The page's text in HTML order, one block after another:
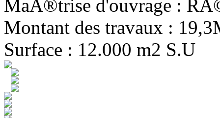
MaÃ®trise d'ouvrage :
Montant des travaux :
Surface : 12.000 m2 S.U